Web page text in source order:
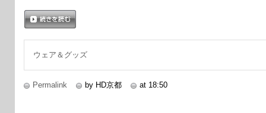
ウェア＆グッズ
Permalink by HD京都 at 18:50